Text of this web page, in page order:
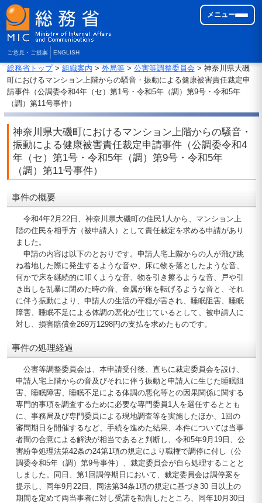
ご意見・ご提案 ENGLISH
メニュー
総務省トップ> 組織案内 > 外局等> 公害等調整委員会 > 神奈川県大磯
町におけるマンション上階からの騒音・振動による健康被害責任裁定申
請事件（公調委令和4年（セ）第1号・令和5年（調）第9号・令和5年
（調）第11号事件）
神奈川県大磯町におけるマンション上階からの騒音・
振動による健康被害責任裁定申請事件（公調委令和4
年（セ）第1号・令和5年（調）第9号・令和5年
（調）第11号事件）
事件の概要
令和4年2月22日、神奈川県大磯町の住民1人から、マンション上
階の住民を相手方（被申請人）として責任裁定を求める申請があり
ました。
申請の内容は以下のとおりです。申請人宅上階からの人が飛び跳
ね着地した際に発生するような音や、床に物を落としたような音、
何かで床を継続的に叩くような音、物を引き擦るような音、戸や引
き出しを乱暴に閉めた時の音、金属が床を転げるような音と、それ
に伴う振動により、申請人の生活の平穏が害され、睡眠阻害、睡眠
障害、睡眠不足による体調の悪化が生じているとして、被申請人に
対し、損害賠償金269万1298円の支払を求めたものです。
事件の処理経過
公害等調整委員会は、本申請受付後、直ちに裁定委員会を設け、
申請人宅上階からの音及びそれに伴う振動と申請人に生じた睡眠阻
害、睡眠障害、睡眠不足による体調の悪化等との因果関係に関する
専門的事項を調査するために必要な専門委員1人を選任するととも
に、事務局及び専門委員による現地調査等を実施したほか、1回の
審問期日を開催するなど、手続を進めた結果、本件については当事
者間の合意による解決が相当であると判断し、令和5年9月19日、公
害紛争処理法第42条の24第1項の規定により職権で調停に付し（公
調委令和5年（調）第9号事件）、裁定委員会が自ら処理することと
しました。同日、第1回調停期日において、裁定委員会は調停案を
提示し、同年9月22日、同法第34条1項の規定に基づき30 日以上の
期間を定めて両当事者に対し受諾を勧告したところ、同年10月30日